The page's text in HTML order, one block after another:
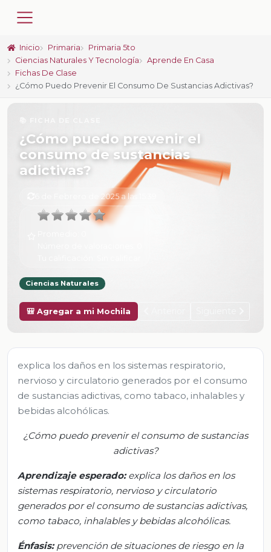
Inicio Primaria
Primaria 5to
Ciencias Naturales Y Tecnología
Aprende En Casa
Fichas De Clase
¿Cómo Puedo Prevenir El Consumo De Sustancias Adictivas?
¿Cómo puedo prevenir el
consumo de sustancias
adictivas?
6 de Febrero de 2025 a las 15:39
Ciencias Naturales
🎒 Agregar a mi Mochila
explica los daños en los sistemas respiratorio,
nervioso y circulatorio generados por el consumo
de sustancias adictivas, como tabaco, inhalables y
bebidas alcohólicas.
¿Cómo puedo prevenir el consumo de sustancias
adictivas?
Aprendizaje esperado: explica los daños en los
sistemas respiratorio, nervioso y circulatorio
generados por el consumo de sustancias adictivas,
como tabaco, inhalables y bebidas alcohólicas.
Énfasis: prevención de situaciones de riesgo en la